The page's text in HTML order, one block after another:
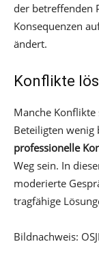
der betreffenden
Konsequenzen
ändert.
Konflikte
Manche Konflikte
Beteiligten wenig
professionelle
Weg sein. In
moderierte
tragfähige
Bildnachweis: